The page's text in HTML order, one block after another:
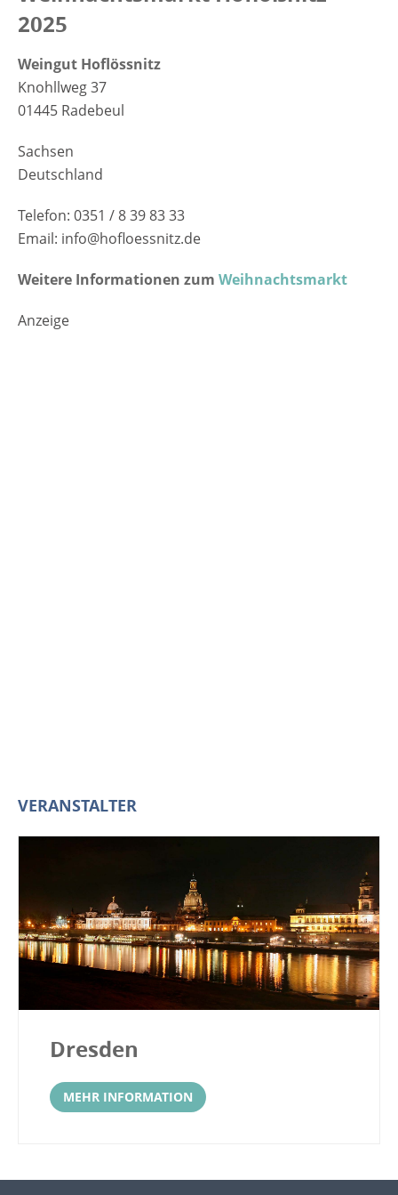
2025
Weingut Hoflössnitz
Knohllweg 37
01445 Radebeul
Sachsen
Deutschland
Telefon: 0351 / 8 39 83 33
Email: info@hofloessnitz.de
Weitere Informationen zum Weihnachtsmarkt
Anzeige
VERANSTALTER
Dresden
MEHR INFORMATION